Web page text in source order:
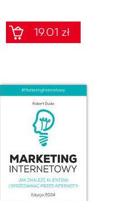
19.01 zł